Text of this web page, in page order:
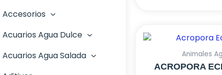
Accesorios
Acuarios Agua Dulce
Acuarios Agua Salada
Animales
ACROPORA